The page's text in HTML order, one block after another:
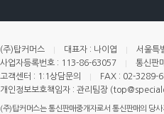
(주)탑커머스 대표자 : 나이엽
서울특
사업자등록번호 : 113-86-63057
통신판
고객센터 : 1:1상담문의
FAX : 02-3289-
개인정보보호책임자 : 관리팀장
(주)탑커머스는 통신판매중개자로서 통신판매의 당